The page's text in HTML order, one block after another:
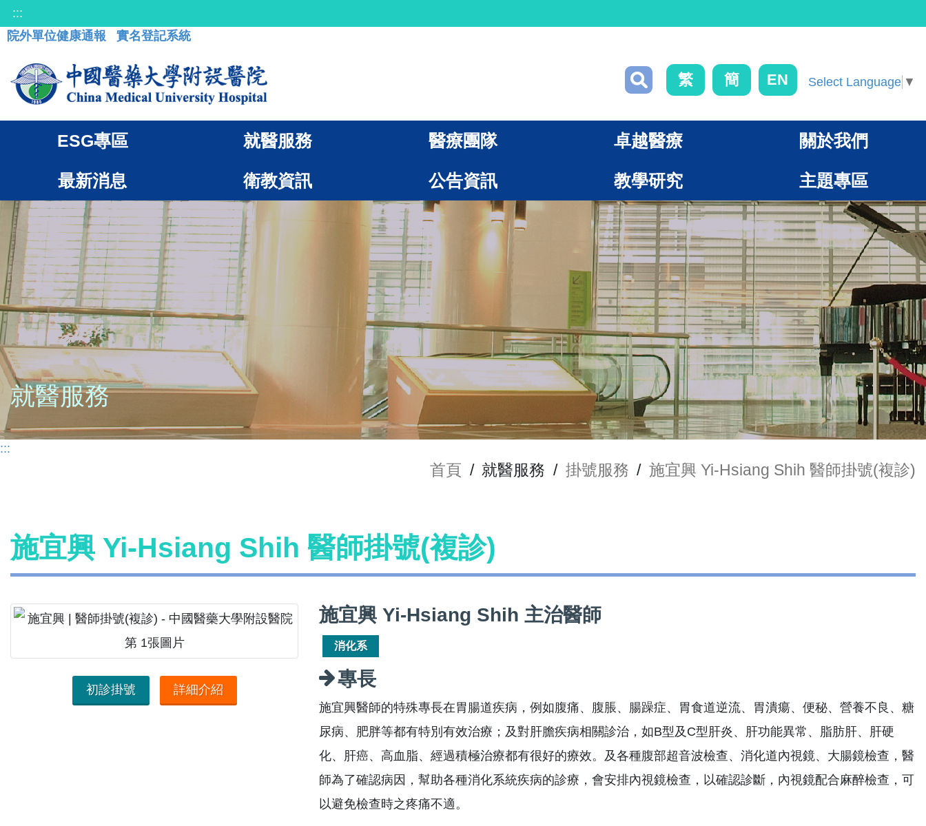
:::
院外單位健康通報
實名登記系統
繁 簡 EN Select Language ▼
ESG專區 就醫服務 醫療團隊 卓越醫療 關於我們
最新消息 衛教資訊 公告資訊 教學研究 主題專區
就醫服務
:::
首頁 / 就醫服務 / 掛號服務 / 施宜興 Yi-Hsiang Shih 醫師掛號(複診)
施宜興 Yi-Hsiang Shih 醫師掛號(複診)
初診掛號 詳細介紹
施宜興 Yi-Hsiang Shih 主治醫師
消化系
專長
施宜興醫師的特殊專長在胃腸道疾病，例如腹痛、腹脹、腸躁症、胃食道逆流、胃潰瘍、便秘、營養不良、糖
尿病、肥胖等都有特別有效治療；及對肝膽疾病相關診治，如B型及C型肝炎、肝功能異常、脂肪肝、肝硬
化、肝癌、高血脂、經過積極治療都有很好的療效。及各種腹部超音波檢查、消化道內視鏡、大腸鏡檢查，醫
師為了確認病因，幫助各種消化系統疾病的診療，會安排內視鏡檢查，以確認診斷，內視鏡配合麻醉檢查，可
以避免檢查時之疼痛不適。